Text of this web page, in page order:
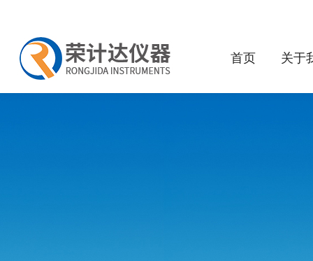
首页 关于